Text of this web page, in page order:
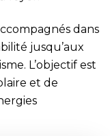
dans
jusqu’aux
L’objectif est
et de